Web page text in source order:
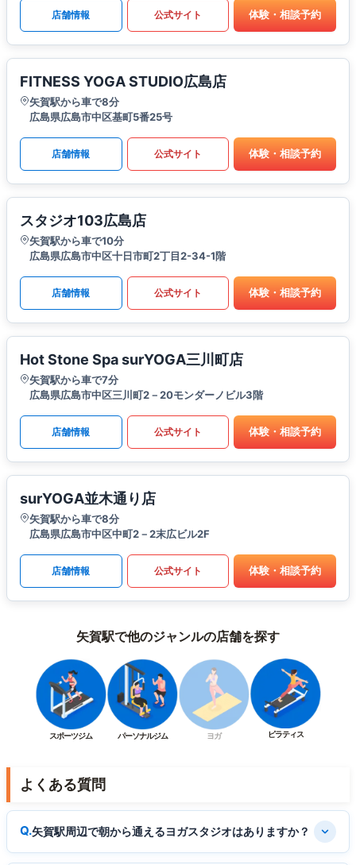
店舗情報 公式サイト 体験・相談予約
FITNESS YOGA STUDIO広島店
矢賀駅から車で8分
広島県広島市中区基町5番25号
店舗情報 公式サイト 体験・相談予約
スタジオ103広島店
矢賀駅から車で10分
広島県広島市中区十日市町2丁目2-34-1階
店舗情報 公式サイト 体験・相談予約
Hot Stone Spa surYOGA三川町店
矢賀駅から車で7分
広島県広島市中区三川町2－20モンダーノビル3階
店舗情報 公式サイト 体験・相談予約
surYOGA並木通り店
矢賀駅から車で8分
広島県広島市中区中町2－2末広ビル2F
店舗情報 公式サイト 体験・相談予約
矢賀駅で他のジャンルの店舗を探す
スポーツジム パーソナルジム ヨガ ピラティス
よくある質問
矢賀駅周辺で朝から通えるヨガスタジオはありますか？